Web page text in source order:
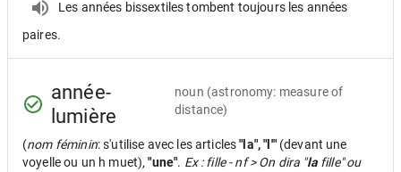
Les années bissextiles tombent toujours les années
paires.
année-
lumière
noun (astronomy: measure of
distance)
(nom féminin: s'utilise avec les articles"la", "l'" (devant une
voyelle ou un h muet),"une". Ex : fille - nf > On dira "lafille" ou